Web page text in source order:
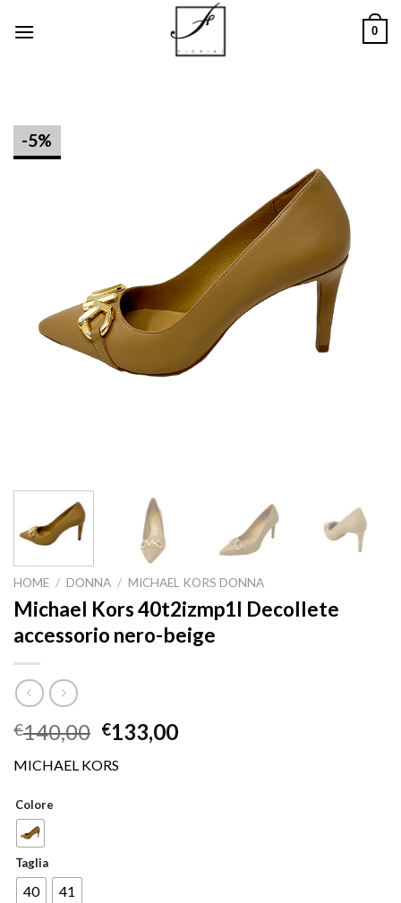
0
-5%
HOME / DONNA / MICHAEL KORS DONNA
Michael Kors 40t2izmp1l Decollete
accessorio nero-beige
€140,00 €133,00
MICHAEL KORS
Colore
Taglia
40 41